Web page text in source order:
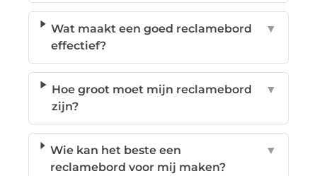
Wat maakt een goed reclamebord
effectief?
▼
Hoe groot moet mijn reclamebord
zijn?
▼
Wie kan het beste een
reclamebord voor mij maken?
▼